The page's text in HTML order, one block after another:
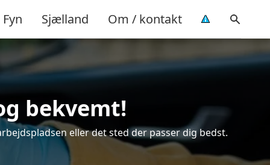
Fyn Sjælland Om / kontakt
bekvemt!
eller det sted der passer dig bedst.